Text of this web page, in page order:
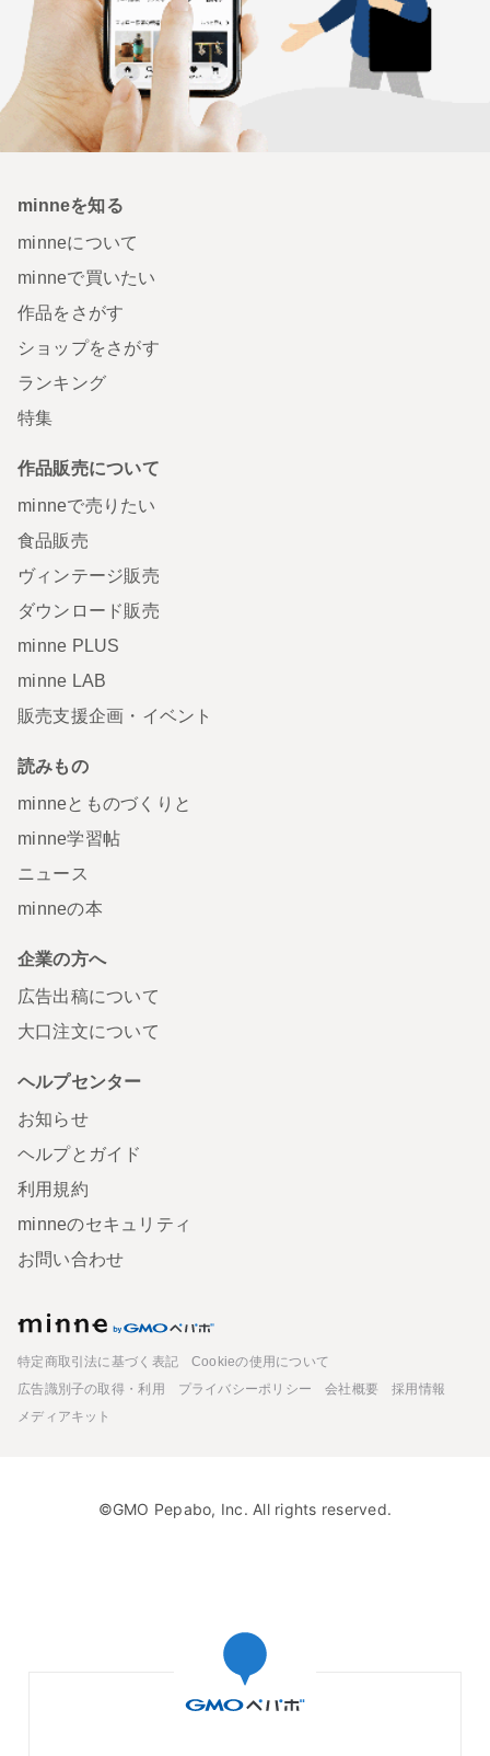
minneを知る
minneについて
minneで買いたい
作品をさがす
ショップをさがす
ランキング
特集
作品販売について
minneで売りたい
食品販売
ヴィンテージ販売
ダウンロード販売
minne PLUS
minne LAB
販売支援企画・イベント
読みもの
minneとものづくりと
minne学習帖
ニュース
minneの本
企業の方へ
広告出稿について
大口注文について
ヘルプセンター
お知らせ
ヘルプとガイド
利用規約
minneのセキュリティ
お問い合わせ
特定商取引法に基づく表記
Cookieの使用について
広告識別子の取得・利用
プライバシーポリシー 会社概要
採用情報
メディアキット
©GMO Pepabo, Inc. All rights reserved.